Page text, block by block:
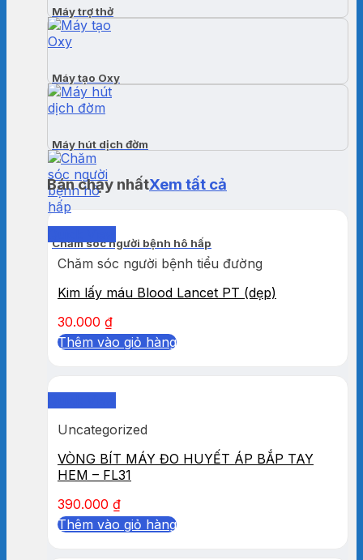
Máy trợ thở
Máy tạo Oxy
Máy hút dịch đờm
Chăm sóc người bệnh hô hấp
Bán chạy nhấtXem tất cả
Chăm sóc người bệnh tiểu đường
Kim lấy máu Blood Lancet PT (dẹp)
30.000 ₫
Thêm vào giỏ hàng
Uncategorized
VÒNG BÍT MÁY ĐO HUYẾT ÁP BẮP TAY
HEM – FL31
390.000 ₫
Thêm vào giỏ hàng